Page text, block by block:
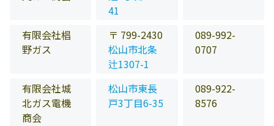
41
有限会社椙
野ガス
〒 799-2430
松山市北条
辻1307-1
089-992-
0707
有限会社城
北ガス電機
商会
松山市東長
戸3丁目6-35
089-922-
8576